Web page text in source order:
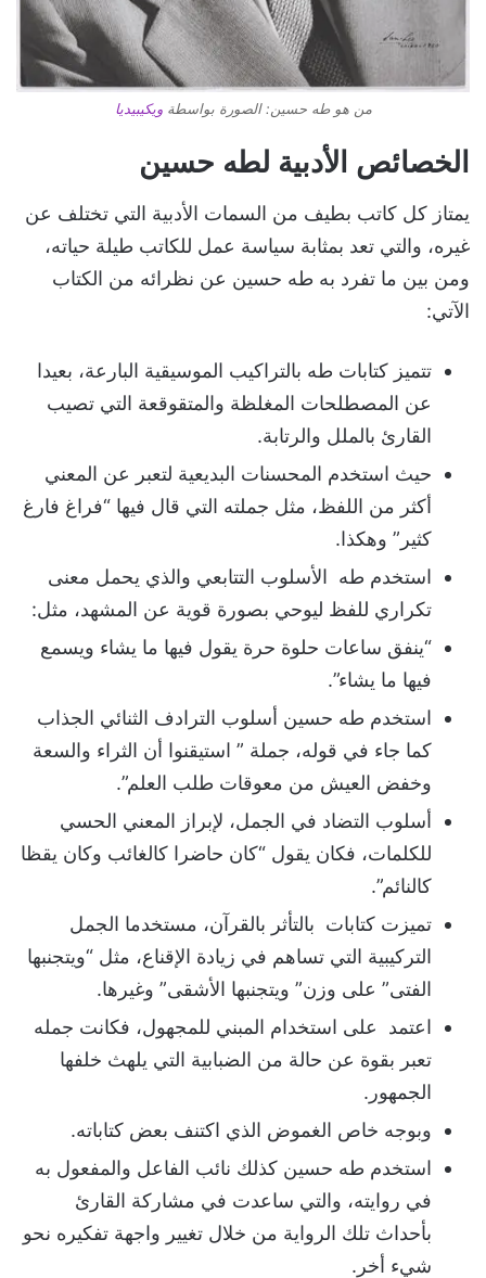
من هو طه حسين: الصورة بواسطةويكيبيديا
الخصائص الأدبية لطه حسين
يمتاز كل كاتب بطيف من السمات الأدبية التي تختلف عن
غيره، والتي تعد بمثابة سياسة عمل للكاتب طيلة حياته،
ومن بين ما تفرد به طه حسين عن نظرائه من الكتاب
الآتي:
تتميز كتابات طه بالتراكيب الموسيقية البارعة، بعيدا
عن المصطلحات المغلظة والمتقوقعة التي تصيب
القارئ بالملل والرتابة.
حيث استخدم المحسنات البديعية لتعبر عن المعني
أكثر من اللفظ، مثل جملته التي قال فيها “فراغ فارغ
كثير” وهكذا.
استخدم طه الأسلوب التتابعي والذي يحمل معنى
تكراري للفظ ليوحي بصورة قوية عن المشهد، مثل:
“ينفق ساعات حلوة حرة يقول فيها ما يشاء ويسمع
فيها ما يشاء”.
استخدم طه حسين أسلوب الترادف الثنائي الجذاب
كما جاء في قوله، جملة ” استيقنوا أن الثراء والسعة
وخفض العيش من معوقات طلب العلم”.
أسلوب التضاد في الجمل، لإبراز المعني الحسي
للكلمات، فكان يقول “كان حاضرا كالغائب وكان يقظا
كالنائم”.
تميزت كتابات بالتأثر بالقرآن، مستخدما الجمل
التركيبية التي تساهم في زيادة الإقناع، مثل “ويتجنبها
الفتى” على وزن” ويتجنبها الأشقى” وغيرها.
اعتمد على استخدام المبني للمجهول، فكانت جمله
تعبر بقوة عن حالة من الضبابية التي يلهث خلفها
الجمهور.
وبوجه خاص الغموض الذي اكتنف بعض كتاباته.
استخدم طه حسين كذلك نائب الفاعل والمفعول به
في روايته، والتي ساعدت في مشاركة القارئ
بأحداث تلك الرواية من خلال تغيير واجهة تفكيره نحو
شيء أخر.